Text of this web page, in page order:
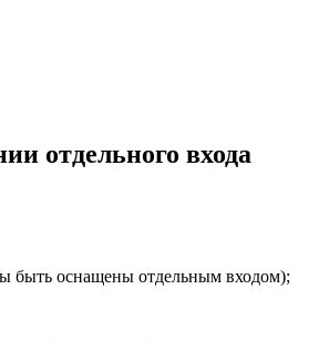
отдельного входа
быть оснащены отдельным входом);